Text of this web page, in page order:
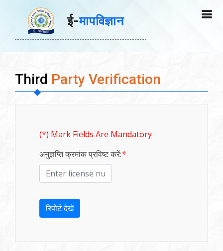
ई-मापविज्ञान
Third Party Verification
(*) Mark Fields Are Mandatory
अनुज्ञप्ति क्रमांक प्रविष्ट करें:*